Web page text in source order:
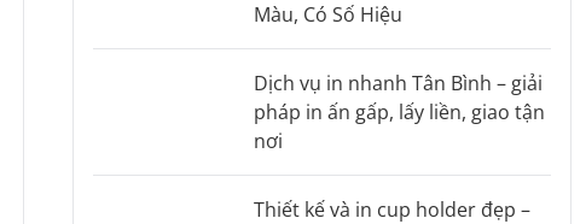
Màu, Có Số Hiệu
Dịch vụ in nhanh Tân Bình – giải
pháp in ấn gấp, lấy liền, giao tận
nơi
Thiết kế và in cup holder đẹp –